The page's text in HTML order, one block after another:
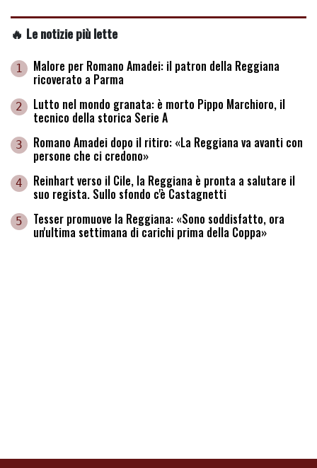
🔥 Le notizie più lette
1 Malore per Romano Amadei: il patron della Reggiana
ricoverato a Parma
2 Lutto nel mondo granata: è morto Pippo Marchioro, il
tecnico della storica Serie A
3 Romano Amadei dopo il ritiro: «La Reggiana va avanti con
persone che ci credono»
4 Reinhart verso il Cile, la Reggiana è pronta a salutare il
suo regista. Sullo sfondo c'è Castagnetti
5 Tesser promuove la Reggiana: «Sono soddisfatto, ora
un'ultima settimana di carichi prima della Coppa»